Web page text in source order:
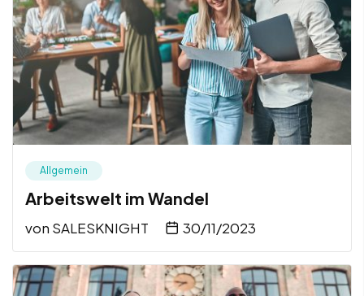
Allgemein
Arbeitswelt im Wandel
von SALESKNIGHT 30/11/2023